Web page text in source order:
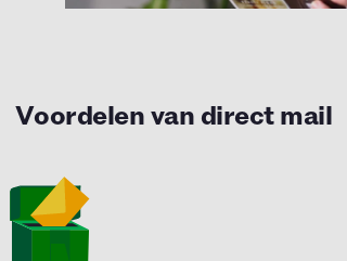
Voordelen van direct mail